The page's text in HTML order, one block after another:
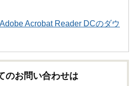
Adobe Acrobat Reader DCのダウ
のお問い合わせは